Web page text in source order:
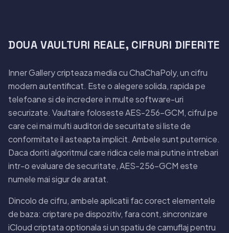
DOUA VAULTURI REALE, CIFRURI DIFERITE
Inner Gallery cripteaza media cu ChaChaPoly, un cifru
modern autentificat. Este o alegere solida, rapida pe
telefoane si de incredere in multe software-uri
securizate. Vaultaire foloseste AES-256-GCM, cifrul pe
care cei mai multi auditori de securitate si liste de
conformitate il asteapta implicit. Ambele sunt puternice.
Daca doriti algoritmul care ridica cele mai putine intrebari
intr-o evaluare de securitate, AES-256-GCM este
numele mai sigur de aratat.
Dincolo de cifru, ambele aplicatii fac corect elementele
de baza: criptare pe dispozitiv, fara cont, sincronizare
iCloud criptata optionala si un spatiu de camuflaj pentru